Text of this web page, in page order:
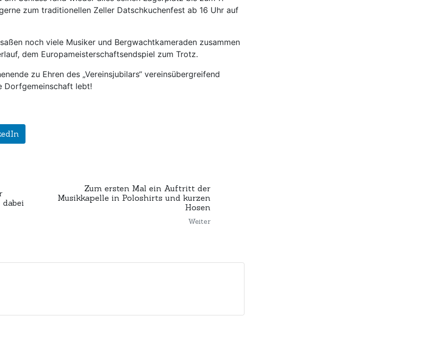
zum traditionellen Zeller Datschkuchenfest ab 16 Uhr auf
noch viele Musiker und Bergwachtkameraden zusammen
dem Europameisterschaftsendspiel zum Trotz.
zu Ehren des „Vereinsjubilars“ vereinsübergreifend
Dorfgemeinschaft lebt!
Zum ersten Mal ein Auftritt der
Musikkapelle in Poloshirts und kurzen
Hosen
Weiter